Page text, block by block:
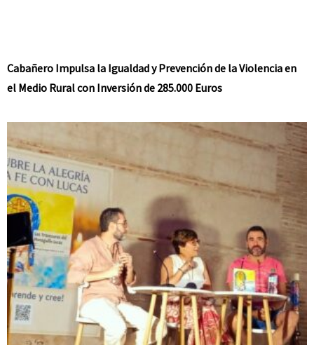
Cabañero Impulsa la Igualdad y Prevención de la Violencia en
el Medio Rural con Inversión de 285.000 Euros